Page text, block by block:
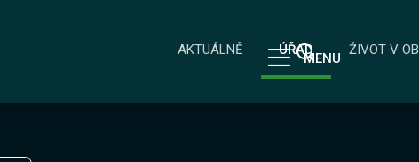
AKTUÁLNĚ ÚŘAD ŽIVOT V
MENU